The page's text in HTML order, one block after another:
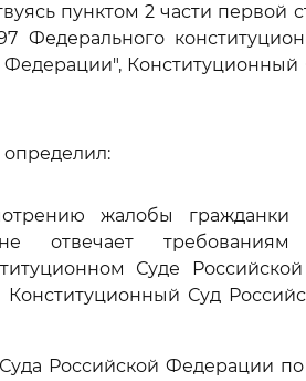
пунктом 2 части первой
Федерального
Конституционный
определил:
жалобы
отвечает требованиям
Суде
Суд
Российской Федерации